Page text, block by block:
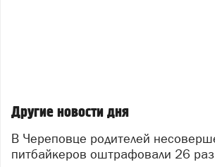
Другие новости дня
В Череповце родителей несовершеннолетних
питбайкеров оштрафовали 26 раз